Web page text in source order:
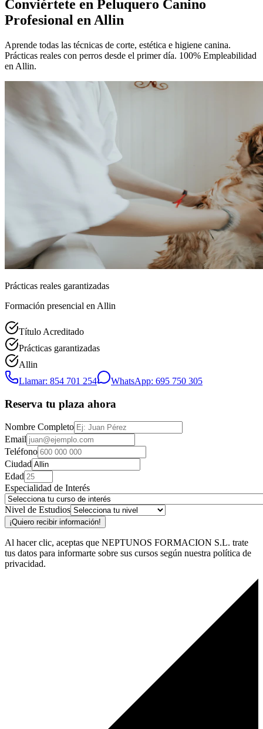
Conviértete en Peluquero Canino
Profesional en Allin
Aprende todas las técnicas de corte, estética e higiene canina.
Prácticas reales con perros desde el primer día. 100% Empleabilidad
en Allin.
Prácticas reales garantizadas
Formación presencial en Allin
Título Acreditado
Prácticas garantizadas
Allin
Llamar: 854 701 254
WhatsApp: 695 750 305
Reserva tu plaza ahora
Nombre Completo
Email
Teléfono
Ciudad
Edad
Especialidad de Interés
Nivel de Estudios
¡Quiero recibir información!
Al hacer clic, aceptas que NEPTUNOS FORMACION S.L. trate
tus datos para informarte sobre sus cursos según nuestra política de
privacidad.